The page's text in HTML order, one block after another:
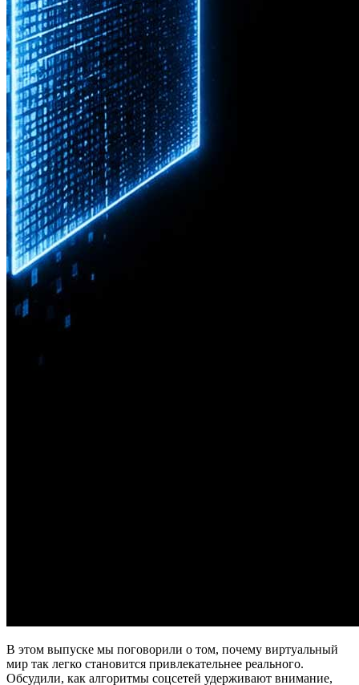
В этом выпуске мы поговорили о том, почему виртуальный
мир так легко становится привлекательнее реального.
Обсудили, как алгоритмы соцсетей удерживают внимание,